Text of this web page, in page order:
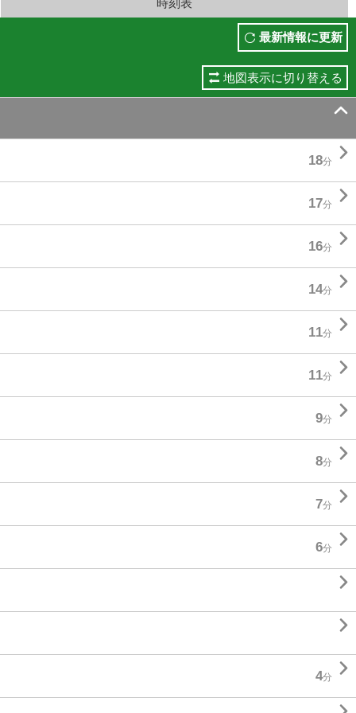
時刻表
最新情報に更新
地図表示に切り替える

18分 
17分 
16分 
14分 
11分 
11分 
9分 
8分 
7分 
6分 


4分 